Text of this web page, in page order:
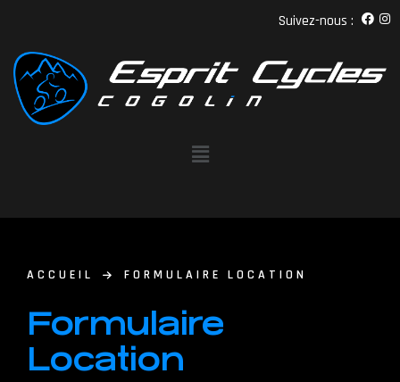
Suivez-nous :
ACCUEIL FORMULAIRE LOCATION
Formulaire
Location